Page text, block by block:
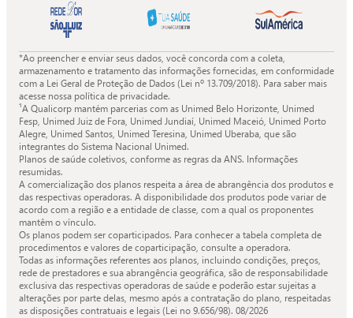
Quali.
Quali.
Quali.
*Ao preencher e enviar seus dados, você concorda com a coleta,
armazenamento e tratamento das informações fornecidas, em conformidade
com a Lei Geral de Proteção de Dados (Lei nº 13.709/2018). Para saber mais
acesse nossa política de privacidade.
¹A Qualicorp mantém parcerias com as Unimed Belo Horizonte, Unimed
Fesp, Unimed Juiz de Fora, Unimed Jundiaí, Unimed Maceió, Unimed Porto
Alegre, Unimed Santos, Unimed Teresina, Unimed Uberaba, que são
integrantes do Sistema Nacional Unimed.
Planos de saúde coletivos, conforme as regras da ANS. Informações
resumidas.
A comercialização dos planos respeita a área de abrangência dos produtos e
das respectivas operadoras. A disponibilidade dos produtos pode variar de
acordo com a região e a entidade de classe, com a qual os proponentes
mantêm o vínculo.
Os planos podem ser coparticipados. Para conhecer a tabela completa de
procedimentos e valores de coparticipação, consulte a operadora.
Todas as informações referentes aos planos, incluindo condições, preços,
rede de prestadores e sua abrangência geográfica, são de responsabilidade
exclusiva das respectivas operadoras de saúde e poderão estar sujeitas a
alterações por parte delas, mesmo após a contratação do plano, respeitadas
as disposições contratuais e legais (Lei no 9.656/98). 08/2026